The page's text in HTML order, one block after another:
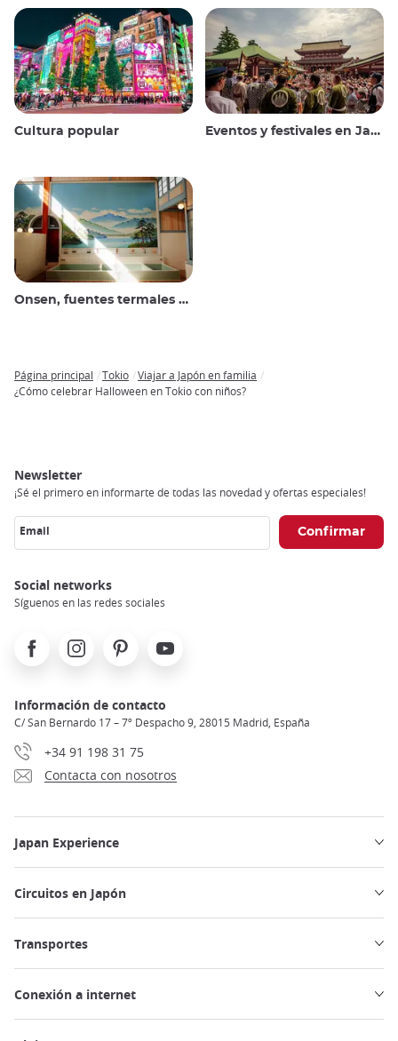
Cultura popular Eventos y festivales en Japón
Onsen, fuentes termales y baños públicos
Breadcrumb
Página principal Tokio
Viajar a Japón en familia
¿Cómo celebrar Halloween en Tokio con niños?
Newsletter
¡Sé el primero en informarte de todas las novedad y ofertas especiales!
Email
Social networks
Síguenos en las redes sociales
FacebookInstagramPinterest Youtube
Información de contacto
C/ San Bernardo 17 – 7º Despacho 9, 28015 Madrid, España
+34 91 198 31 75
Contacta con nosotros
Japan Experience
Circuitos en Japón
Transportes
Conexión a internet